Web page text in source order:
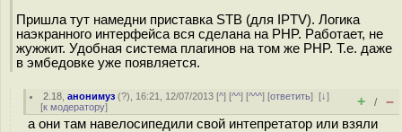
Пришла тут намедни приставка STB (для IPTV). Логика
наэкранного интерфейса вся сделана на PHP. Работает, не
жужжит. Удобная система плагинов на том же PHP. Т.е. даже
в эмбедовке уже появляется.
2.18 ,анонимуз (?), 16:21, 12/07/2013 [^] [^^] [^^^] [ответить][↓]
[к модератору] + / –
а они там навелосипедили свой интепретатор или взяли